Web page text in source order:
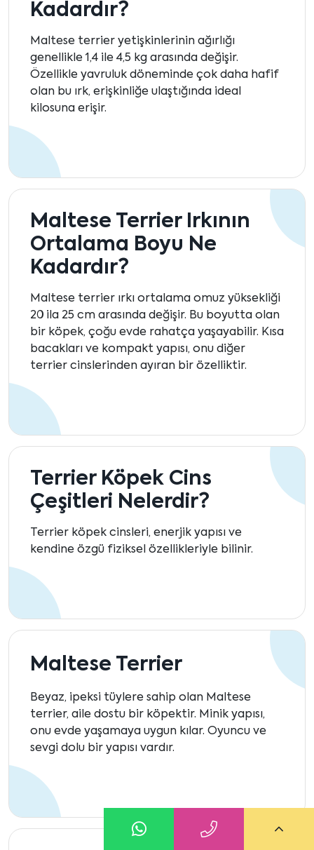
Kadardır?
Maltese terrier yetişkinlerinin ağırlığı
genellikle 1,4 ile 4,5 kg arasında değişir.
Özellikle yavruluk döneminde çok daha hafif
olan bu ırk, erişkinliğe ulaştığında ideal
kilosuna erişir.
Maltese Terrier Irkının
Ortalama Boyu Ne
Kadardır?
Maltese terrier ırkı ortalama omuz yüksekliği
20 ila 25 cm arasında değişir. Bu boyutta olan
bir köpek, çoğu evde rahatça yaşayabilir. Kısa
bacakları ve kompakt yapısı, onu diğer
terrier cinslerinden ayıran bir özelliktir.
Terrier Köpek Cins
Çeşitleri Nelerdir?
Terrier köpek cinsleri, enerjik yapısı ve
kendine özgü fiziksel özellikleriyle bilinir.
Maltese Terrier
Beyaz, ipeksi tüylere sahip olan Maltese
terrier, aile dostu bir köpektir. Minik yapısı,
onu evde yaşamaya uygun kılar. Oyuncu ve
sevgi dolu bir yapısı vardır.